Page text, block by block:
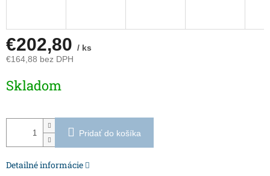
€202,80 / ks
€164,88 bez DPH
cena:
Skladom
Pridať do košíka
Detailné informácie